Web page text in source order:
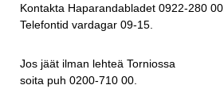
Kontakta Haparandabladet 0922-280 00.
Telefontid vardagar 09-15.
Jos jäät ilman lehteä Torniossa
soita puh 0200-710 00.